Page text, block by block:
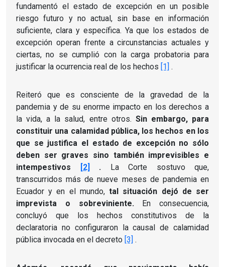
fundamentó el estado de excepción en un posible
riesgo futuro y no actual, sin base en información
suficiente, clara y específica. Ya que los estados de
excepción operan frente a circunstancias actuales y
ciertas, no se cumplió con la carga probatoria para
justificar la ocurrencia real de los hechos [1] .
Reiteró que es consciente de la gravedad de la
pandemia y de su enorme impacto en los derechos a
la vida, a la salud, entre otros. Sin embargo, para
constituir una calamidad pública, los hechos en los
que se justifica el estado de excepción no sólo
deben ser graves sino también imprevisibles e
intempestivos
[2] . La Corte sostuvo que,
transcurridos más de nueve meses de pandemia en
Ecuador y en el mundo,tal situación dejó de ser
imprevista o sobreviniente. En consecuencia,
concluyó que los hechos constitutivos de la
declaratoria no configuraron la causal de calamidad
pública invocada en el decreto [3] .